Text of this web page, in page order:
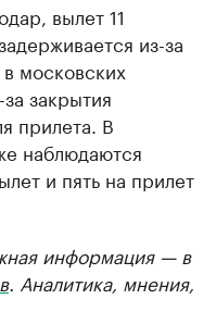
вылет 11
из-за
московских
закрытия
прилета. В
наблюдаются
и пять на прилет
информация — в
. Аналитика, мнения,